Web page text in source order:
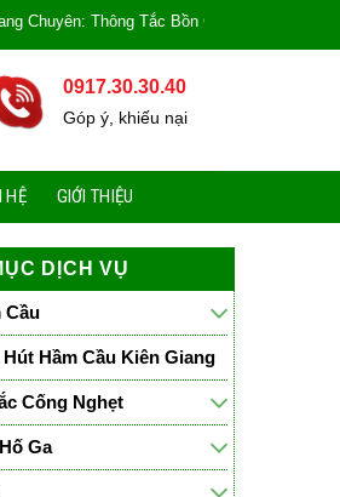
Tắc Bồn Cầu, Tắc Cống, Tắc Bồn Rửa,
0917.30.30.40
Góp ý, khiếu nại
HỆ GIỚI THIỆU
DỊCH VỤ
Cầu
Hầm Cầu Kiên Giang
Cống Nghẹt
Ga